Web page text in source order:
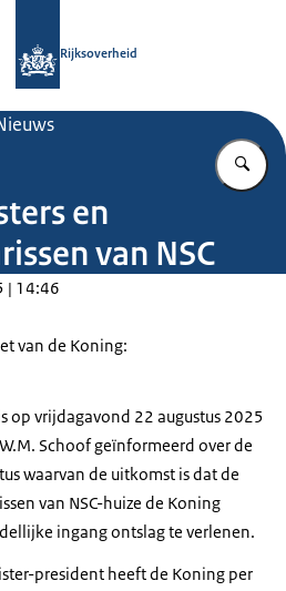
Rijksoverheid
en
van NSC
| 14:46
van de Koning:
op vrijdagavond 22 augustus 2025
Schoof geïnformeerd over de
waarvan de uitkomst is dat de
van NSC-huize de Koning
ingang ontslag te verlenen.
president heeft de Koning per